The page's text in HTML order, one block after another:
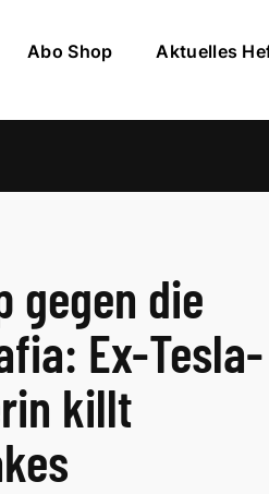
Abo Shop Aktuelles
gegen die
Ex-Tesla-
killt